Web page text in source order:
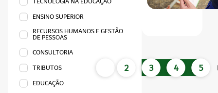
ENSINO SUPERIOR
RECURSOS HUMANOS E GESTÃO
DE PESSOAS
CONSULTORIA
TRIBUTOS
EDUCAÇÃO
2 3 4 5